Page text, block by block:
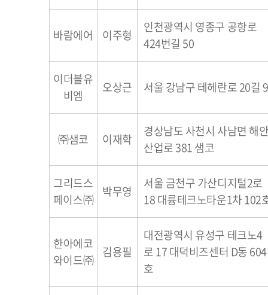
바람에어 이주형
인천광역시 영종구 공항로
424번길 50
이더블유
비엠
오상근 서울 강남구 테헤란로 20길 9
㈜샘코 이재학
경상남도 사천시 사남면 해
산업로 381 샘코
그리드스
페이스㈜
박무영
서울 금천구 가산디지털2로
18 대륭테크노타운1차 102
한아에코
와이드㈜
김용필
대전광역시 유성구 테크노4
로 17 대덕비즈센터 D동 604
호